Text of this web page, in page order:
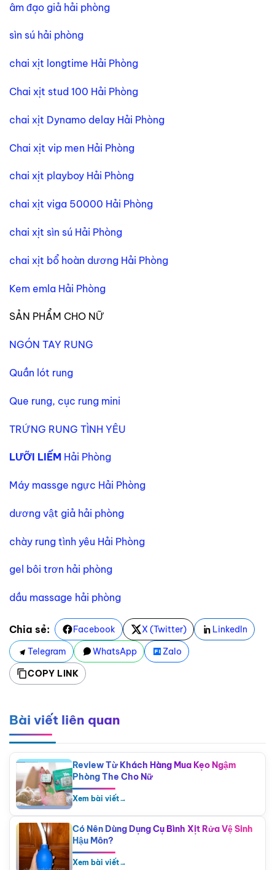
âm đạo giả hải phòng
sìn sú hải phòng
chai xịt longtime Hải Phòng
Chai xịt stud 100 Hải Phòng
chai xịt Dynamo delay Hải Phòng
Chai xịt vip men Hải Phòng
chai xịt playboy Hải Phòng
chai xịt viga 50000 Hải Phòng
chai xịt sìn sú Hải Phòng
chai xịt bổ hoàn dương Hải Phòng
Kem emla Hải Phòng
SẢN PHẨM CHO NỮ
NGÓN TAY RUNG
Quần lót rung
Que rung, cục rung mini
TRỨNG RUNG TÌNH YÊU
LƯỠI LIẾM Hải Phòng
Máy massge ngực Hải Phòng
dương vật giả hải phòng
chày rung tình yêu Hải Phòng
gel bôi trơn hải phòng
dầu massage hải phòng
Chia sẻ: Facebook X (Twitter)
LinkedIn
Telegram
WhatsApp
Zalo
COPY LINK
Bài viết liên quan
Review Từ Khách Hàng Mua Kẹo Ngậm
Phòng The Cho Nữ
Xem bài viết→
Có Nên Dùng Dụng Cụ Bình Xịt Rửa Vệ Sinh
Hậu Môn?
Xem bài viết→